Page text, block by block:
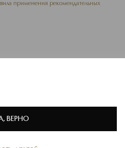
применения рекомендательных
ВЕРНО